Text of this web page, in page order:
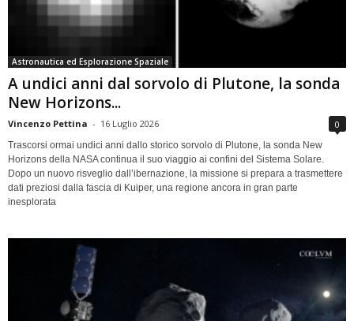
Astronautica ed Esplorazione Spaziale
A undici anni dal sorvolo di Plutone, la sonda
New Horizons...
Vincenzo Pettina - 16 Luglio 2026 0
Trascorsi ormai undici anni dallo storico sorvolo di Plutone, la sonda New
Horizons della NASA continua il suo viaggio ai confini del Sistema Solare.
Dopo un nuovo risveglio dall’ibernazione, la missione si prepara a trasmettere
dati preziosi dalla fascia di Kuiper, una regione ancora in gran parte
inesplorata